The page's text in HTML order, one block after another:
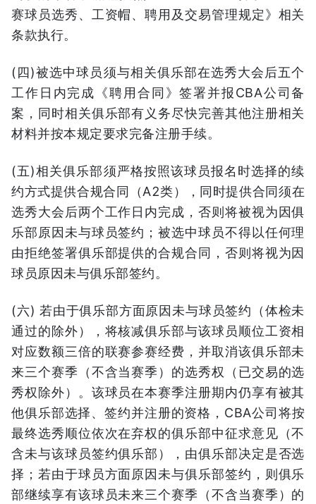
赛球员选秀、工资帽、聘用及交易管理规定》相关
条款执行。
(四)被选中球员须与相关俱乐部在选秀大会后五个
工作日内完成《聘用合同》签署并报CBA公司备
案，同时相关俱乐部有义务尽快完善其他注册相关
材料并按本规定要求完备注册手续。
(五)相关俱乐部须严格按照该球员报名时选择的续
约方式提供合规合同（A2类），同时提供合同须在
选秀大会后两个工作日内完成，否则将被视为因俱
乐部原因未与球员签约；被选中球员不得以任何理
由拒绝签署俱乐部提供的合规合同，否则将视为因
球员原因未与俱乐部签约。
(六) 若由于俱乐部方面原因未与球员签约（体检未
通过的除外），将核减俱乐部与该球员顺位工资相
对应数额三倍的联赛参赛经费，并取消该俱乐部未
来三个赛季（不含当赛季）的选秀权（已交易的选
秀权除外）。该球员在本赛季注册期内仍享有被其
他俱乐部选择、签约并注册的资格，CBA公司将按
最终选秀顺位依次在弃权的俱乐部中征求意见（不
含未与该球员签约俱乐部），由俱乐部决定是否选
择；若由于球员方面原因未与俱乐部签约，则俱乐
部继续享有该球员未来三个赛季（不含当赛季）的